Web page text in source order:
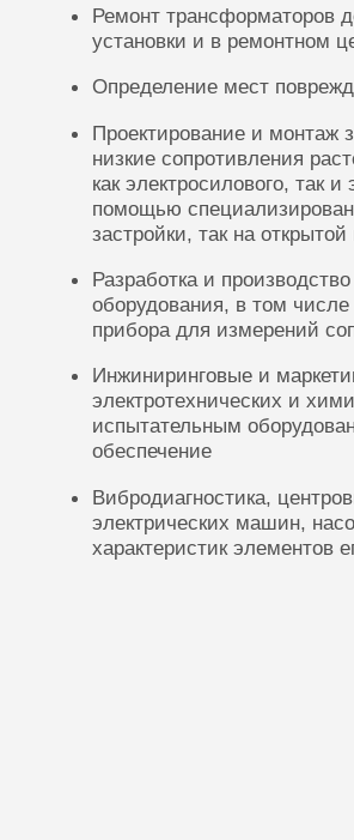
Ремонт трансформаторов
установки и в ремонтном
Определение мест
Проектирование и монтаж
низкие сопротивления
как электросилового, так
помощью
застройки, так на
Разработка и
оборудования, в том
прибора для измерений
Инжиниринговые и
электротехнических и
испытательным
обеспечение
Вибродиагностика,
электрических машин,
характеристик элементов